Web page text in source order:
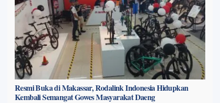
Resmi Buka di Makassar, Rodalink Indonesia Hidupkan
Kembali Semangat Gowes Masyarakat Daeng